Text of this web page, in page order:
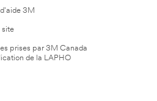
3M
site
prises par 3M Canada
de la LAPHO